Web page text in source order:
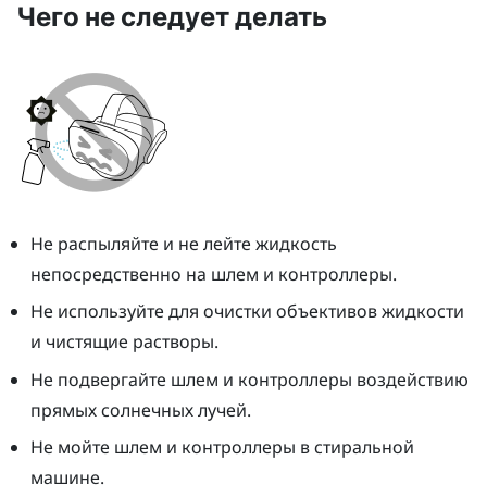
Чего не следует делать
Не распыляйте и не лейте жидкость
непосредственно на шлем и контроллеры.
Не используйте для очистки объективов жидкости
и чистящие растворы.
Не подвергайте шлем и контроллеры воздействию
прямых солнечных лучей.
Не мойте шлем и контроллеры в стиральной
машине.